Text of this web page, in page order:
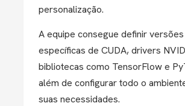
personalização.
A equipe consegue definir versões
específicas de CUDA, drivers
bibliotecas como TensorFlow e
além de configurar todo o
suas necessidades.